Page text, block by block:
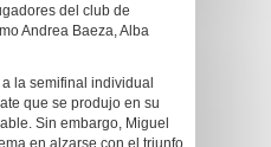
del club de
Andrea Baeza, Alba
la semifinal individual
que se produjo en su
Sin embargo, Miguel
en alzarse con el triunfo